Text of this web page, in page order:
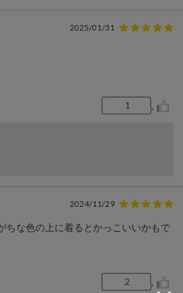
2025/01/31
1
2024/11/29
ちな色の上に着るとかっこいいかもで
2